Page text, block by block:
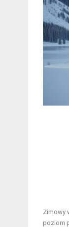
Zimowy
poziom